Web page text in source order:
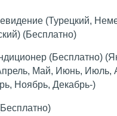
(Турецкий,
(Бесплатно)
(Бесплатно)
Май, Июнь, Июль,
Ноябрь, Декабрь-)